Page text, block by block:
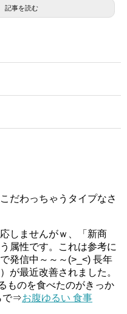
記事を読む
だわっちゃうタイプなさ
しませんがｗ、「新商
属性です。これは参考に
発信中～～～(>_<) 長年
が最近改善されました。
ものを食べたのがきっか
で⇒お腹ゆるい 食事